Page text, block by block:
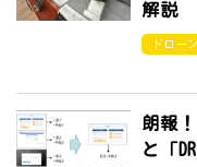
解説
ドロー
朗報
と「